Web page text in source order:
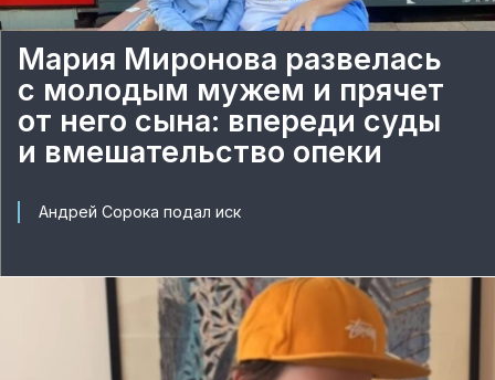
Мария Миронова развелась
с молодым мужем и прячет
от него сына: впереди суды
и вмешательство опеки
Андрей Сорока подал иск